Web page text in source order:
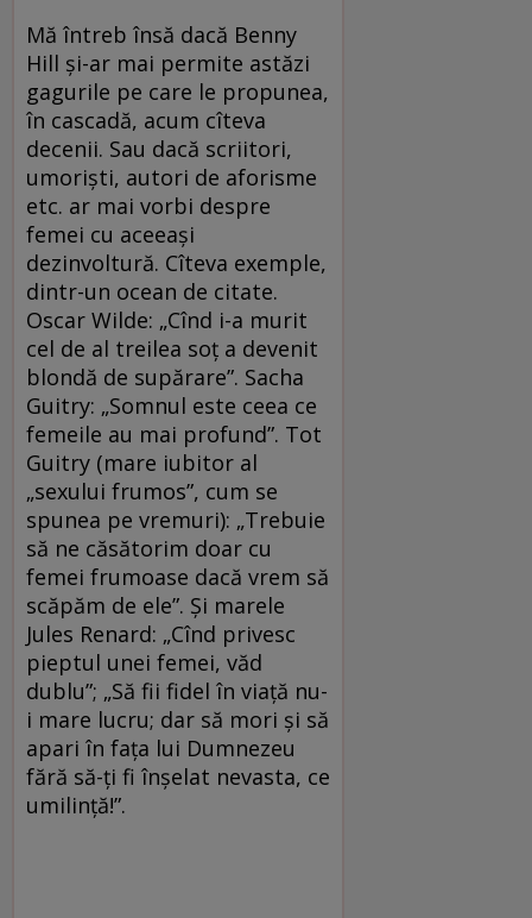
Mă întreb însă dacă Benny
Hill și-ar mai permite astăzi
gagurile pe care le propunea,
în cascadă, acum cîteva
decenii. Sau dacă scriitori,
umoriști, autori de aforisme
etc. ar mai vorbi despre
femei cu aceeași
dezinvoltură. Cîteva exemple,
dintr-un ocean de citate.
Oscar Wilde: „Cînd i-a murit
cel de al treilea soț a devenit
blondă de supărare”. Sacha
Guitry: „Somnul este ceea ce
femeile au mai profund”. Tot
Guitry (mare iubitor al
„sexului frumos”, cum se
spunea pe vremuri): „Trebuie
să ne căsătorim doar cu
femei frumoase dacă vrem să
scăpăm de ele”. Și marele
Jules Renard: „Cînd privesc
pieptul unei femei, văd
dublu”; „Să fii fidel în viață nu-
i mare lucru; dar să mori și să
apari în fața lui Dumnezeu
fără să-ți fi înșelat nevasta, ce
umilință!”.